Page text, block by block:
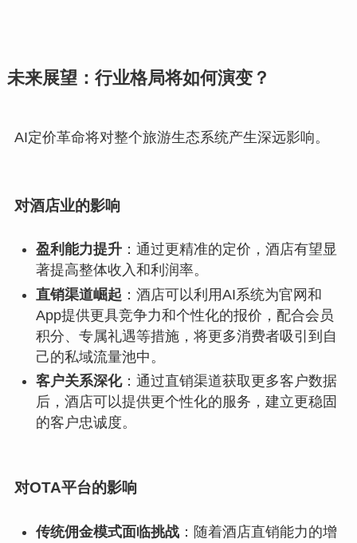
未来展望：行业格局将如何演变？
AI定价革命将对整个旅游生态系统产生深远影响。
对酒店业的影响
盈利能力提升：通过更精准的定价，酒店有望显
著提高整体收入和利润率。
直销渠道崛起 ：酒店可以利用AI系统为官网和
App提供更具竞争力和个性化的报价，配合会员
积分、专属礼遇等措施，将更多消费者吸引到自
己的私域流量池中。
客户关系深化：通过直销渠道获取更多客户数据
后，酒店可以提供更个性化的服务，建立更稳固
的客户忠诚度。
对OTA平台的影响
传统佣金模式面临挑战：随着酒店直销能力的增